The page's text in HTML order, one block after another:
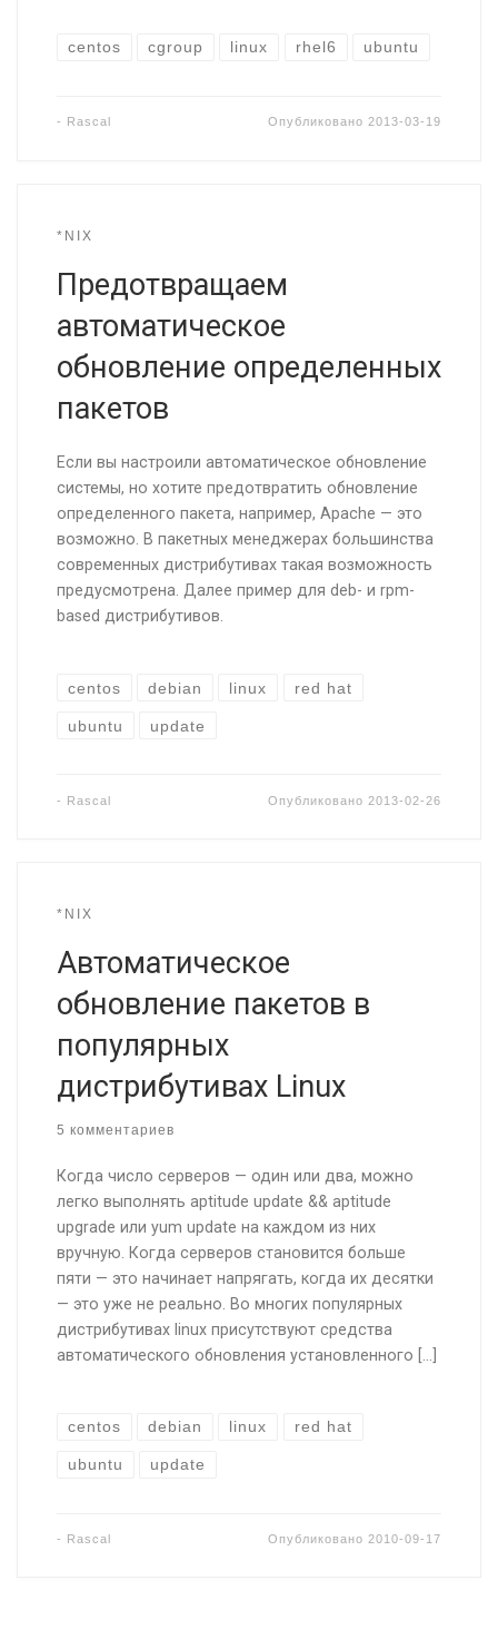
centos cgroup linux rhel6 ubuntu
- Rascal Опубликовано2013-03-19
*NIX
Предотвращаем
автоматическое
обновление определенных
пакетов
Если вы настроили автоматическое обновление
системы, но хотите предотвратить обновление
определенного пакета, например, Apache — это
возможно. В пакетных менеджерах большинства
современных дистрибутивах такая возможность
предусмотрена. Далее пример для deb- и rpm-
based дистрибутивов.
centos debian linux red hat
ubuntu update
- Rascal Опубликовано 2013-02-26
*NIX
Автоматическое
обновление пакетов в
популярных
дистрибутивах Linux
5 комментариев
Когда число серверов — один или два, можно
легко выполнять aptitude update && aptitude
upgrade или yum update на каждом из них
вручную. Когда серверов становится больше
пяти — это начинает напрягать, когда их десятки
— это уже не реально. Во многих популярных
дистрибутивах linux присутствуют средства
автоматического обновления установленного […]
centos debian linux red hat
ubuntu update
- Rascal Опубликовано 2010-09-17